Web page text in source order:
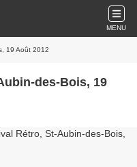
MENU
19 Août 2012
des-Bois, 19